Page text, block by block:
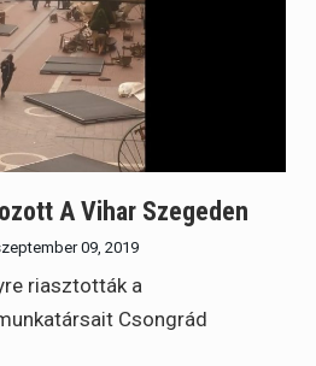
A Vihar Szegeden
09, 2019
riasztották a
Csongrád